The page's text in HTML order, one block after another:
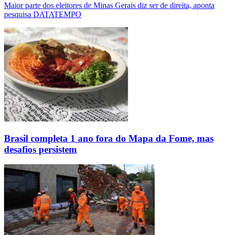
Maior parte dos eleitores de Minas Gerais diz ser de direita, aponta
pesquisa DATATEMPO
Brasil completa 1 ano fora do Mapa da Fome, mas
desafios persistem